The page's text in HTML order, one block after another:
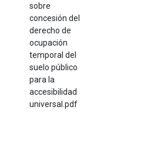
sobre
concesión del
derecho de
ocupación
temporal del
suelo público
para la
accesibilidad
universal.pdf